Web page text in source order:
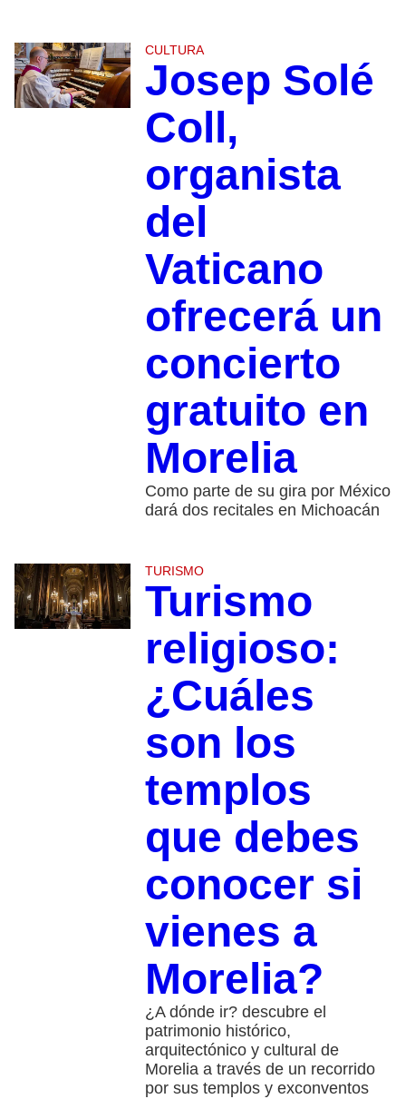
CULTURA
Josep Solé
Coll,
organista
del
Vaticano
ofrecerá un
concierto
gratuito en
Morelia
Como parte de su gira por México
dará dos recitales en Michoacán
TURISMO
Turismo
religioso:
¿Cuáles
son los
templos
que debes
conocer si
vienes a
Morelia?
¿A dónde ir? descubre el
patrimonio histórico,
arquitectónico y cultural de
Morelia a través de un recorrido
por sus templos y exconventos